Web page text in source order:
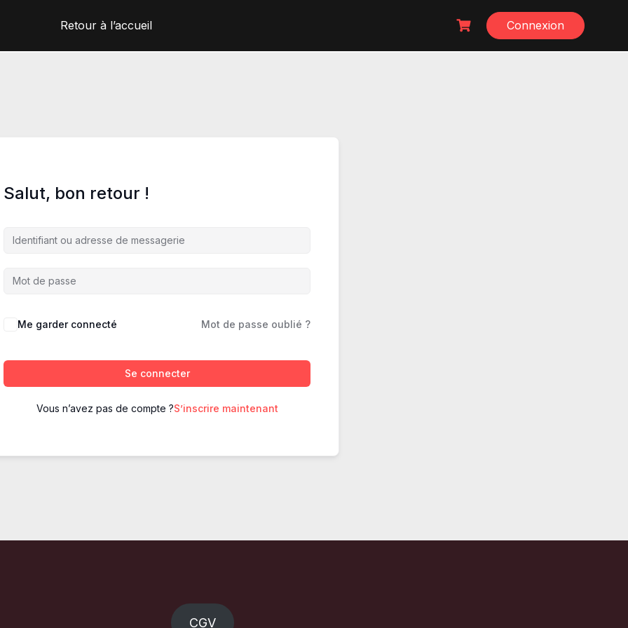
Retour à l’accueil Connexion
Salut, bon retour !
Me garder connecté Mot de passe oublié ?
Se connecter
Vous n’avez pas de compte ?S’inscrire maintenant
CGV